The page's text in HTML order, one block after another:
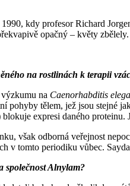
kdy profesor Richard
opačný –⁠ květy zbělely.
na rostlinách k terapii
na Caenorhabditis
pohyby tělem, jež jsou stejné
expresi daného
však odborná veřejnost
v tomto periodiku vůbec.
společnost Alnylam?